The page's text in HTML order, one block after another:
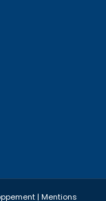
| Mentions